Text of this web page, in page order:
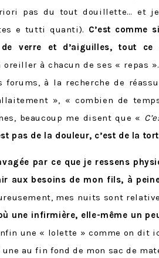
pas du tout douillette… et
e tutti quanti). C’est comme
verre et d’aiguilles, tout
à chacun de ses « repas
à la recherche de
», « combien de
beaucoup me disent que «
pas de la douleur, c’est de la
par ce que je ressens
aux besoins de mon fils, à
mes nuits sont
une infirmière, elle-même un
une « lolette » comme on dit
une au fin fond de mon sac de